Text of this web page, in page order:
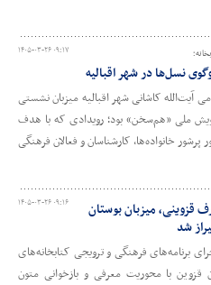
۱۴۰۵-۰۳-۲۶ ۰۹:۱۷
نسل‌ها در شهر اقبالیه
آیت‌الله کاشانی شهر اقبالیه میزبان نشستی
ملی «هم‌سخن» بود؛ رویدادی که با هدف
خانواده‌ها، کارشناسان و فعالان فرهنگی
۱۴۰۵-۰۳-۲۶ ۰۹:۱۶
قزوینی، میزبان بوستان
شد
برنامه‌های فرهنگی و ترویجی کتابخانه‌های
قزوین با محوریت معرفی و بازخوانی متون